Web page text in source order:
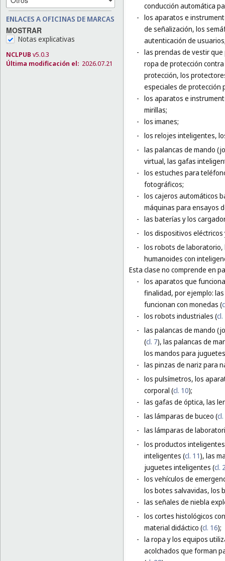
ENLACES A OFICINAS DE MARCAS
MOSTRAR
Notas explicativas
NCLPUB v5.0.3
Última modificación el: 2026.07.21
conducción automática
- los aparatos e
de señalización, los
autenticación de
- las prendas de vestir
ropa de protección
protección, los
especiales de
- los aparatos e
mirillas;
- los imanes;
- los relojes inteligentes,
- las palancas de mando
virtual, las gafas
- los estuches para
fotográficos;
- los cajeros automáticos
máquinas para ensayos
- las baterías y los
- los dispositivos
- los robots de
humanoides con
Esta clase no comprende en
- los aparatos que
finalidad, por ejemplo:
funcionan con monedas (
- los robots industriales (cl.
- las palancas de mando
(cl. 7), las palancas de
los mandos para
- las pinzas de nariz para
- los pulsímetros, los
corporal (cl. 10);
- las gafas de óptica, las
- las lámparas de buceo (
- las lámparas de
- los productos
inteligentes (cl. 11), las
juguetes inteligentes (cl.
- los vehículos de
los botes salvavidas, los
- las señales de niebla
- los cortes histológicos
material didáctico (cl. 16);
- la ropa y los equipos
acolchados que forman